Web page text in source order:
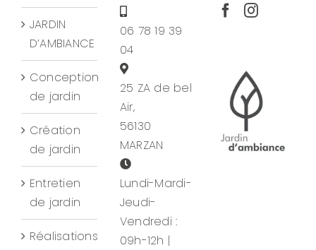
JARDIN
D’AMBIANCE
Conception
de jardin
Création
de jardin
Entretien
de jardin
Réalisations
06 78 19 39
04
25 ZA de bel
Air,
56130
MARZAN
Lundi-Mardi-
Jeudi-
Vendredi :
09h-12h |